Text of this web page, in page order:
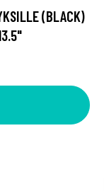
(BLACK)